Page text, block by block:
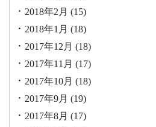
2018年2月 (15)
2018年1月 (18)
2017年12月 (18)
2017年11月 (17)
2017年10月 (18)
2017年9月 (19)
2017年8月 (17)